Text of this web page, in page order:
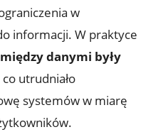
w
informacji. W praktyce
danymi były
⁢co ‌utrudniało
systemów w miarę